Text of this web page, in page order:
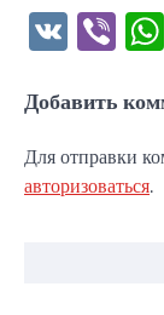
VK
Добавить
Для отправки
авторизоваться.